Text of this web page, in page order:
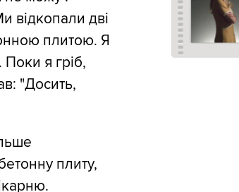
відкопали дві
плитою. Я
я гріб,
"Досить,
плиту,